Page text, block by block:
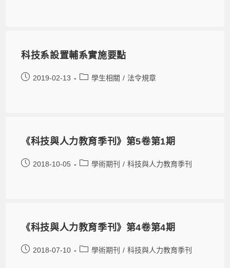
科技系設置輔系實施要點
2019-02-13 學生相關 / 法令規章
《科技與人力教育季刊》第5卷第1期
2018-10-05 學術期刊 / 科技與人力教育季刊
《科技與人力教育季刊》第4卷第4期
2018-07-10 學術期刊 / 科技與人力教育季刊